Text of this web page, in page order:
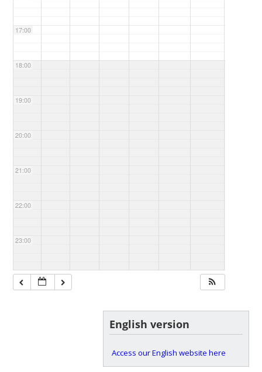
17:00
18:00
19:00
20:00
21:00
22:00
23:00
English version
Access our English website here